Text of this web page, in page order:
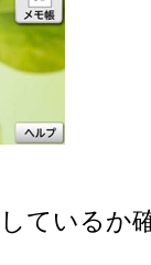
ているか